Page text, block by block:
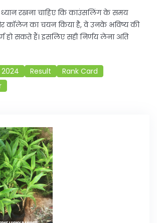
ध्यान रखना चाहिए कि काउंसलिंग के समय
कॉलेज का चयन किया है, वे उनके भविष्य की
हो सकते हैं। इसलिए सही निर्णय लेना अति
2024 Result
Rank Card